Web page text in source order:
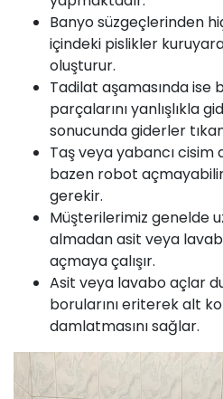
Banyo süzgeçlerinden
içindeki pislikler
oluşturur.
Tadilat aşamasında
parçalarını yanlışlıkla
sonucunda giderler
Taş veya yabancı cisim
bazen robot açmayabilir
gerekir.
Müşterilerimiz genelde
almadan asit veya
açmaya çalışır.
Asit veya lavabo açlar
borularını eriterek alt
damlatmasını sağlar.